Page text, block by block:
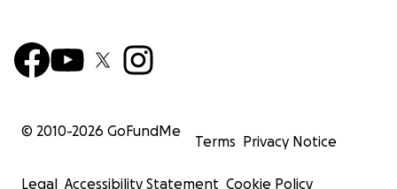
© 2010-2026 GoFundMe
Terms Privacy Notice
Legal Accessibility Statement Cookie Policy